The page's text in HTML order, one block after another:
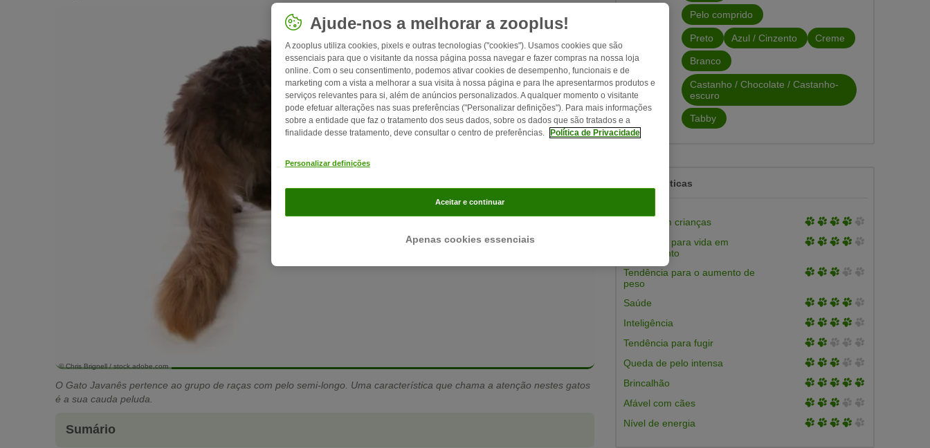
© Chris Brignell / stock.adobe.com
O Gato Javanês pertence ao grupo de raças com pelo semi-longo. Uma característica que chama a atenção nestes gatos
é a sua cauda peluda.
Sumário
Pelo comprido
Cor
Preto Azul / Cinzento Creme
Branco
Castanho / Chocolate / Castanho-
escuro
Padrão Tabby
Características
Afável com crianças
3
5
Adequado para vida em
apartamento
3
Tendência para o aumento de
peso
3
Saúde
3
5
Inteligência
3
5
Tendência para fugir
3
5
Queda de pelo intensa
3
5
Brincalhão
3
5
Afável com cães
3
5
Nível de energia
3
Ajude-nos a melhorar a zooplus!
A zooplus utiliza cookies, pixels e outras tecnologias ("cookies"). Usamos cookies que são
essenciais para que o visitante da nossa página possa navegar e fazer compras na nossa loja
online. Com o seu consentimento, podemos ativar cookies de desempenho, funcionais e de
marketing com a vista a melhorar a sua visita à nossa página e para lhe apresentarmos produtos e
serviços relevantes para si, além de anúncios personalizados. A qualquer momento o visitante
pode efetuar alterações nas suas preferências ("Personalizar definições"). Para mais informações
sobre a entidade que faz o tratamento dos seus dados, sobre os dados que são tratados e a
finalidade desse tratamento, deve consultar o centro de preferências.
Política de Privacidade
Personalizar definições
Apenas cookies essenciais
Aceitar e continuar